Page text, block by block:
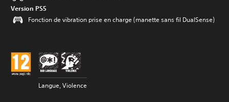
Version PS5
Fonction de vibration prise en charge (manette sans fil DualSense)
Langue, Violence